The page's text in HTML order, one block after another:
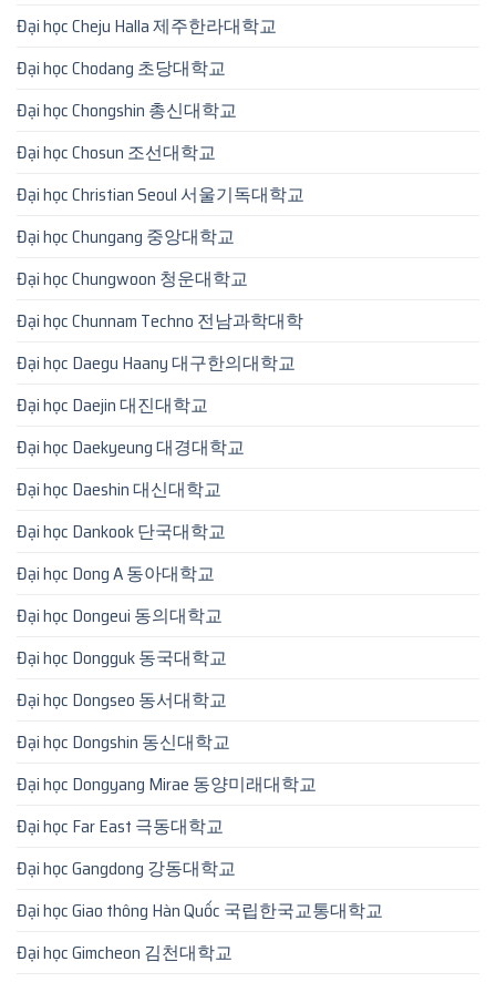
Đại học Cheju Halla 제주한라대학교
Đại học Chodang 초당대학교
Đại học Chongshin 총신대학교
Đại học Chosun 조선대학교
Đại học Christian Seoul 서울기독대학교
Đại học Chungang 중앙대학교
Đại học Chungwoon 청운대학교
Đại học Chunnam Techno 전남과학대학
Đại học Daegu Haany 대구한의대학교
Đại học Daejin 대진대학교
Đại học Daekyeung 대경대학교
Đại học Daeshin 대신대학교
Đại học Dankook 단국대학교
Đại học Dong A 동아대학교
Đại học Dongeui 동의대학교
Đại học Dongguk 동국대학교
Đại học Dongseo 동서대학교
Đại học Dongshin 동신대학교
Đại học Dongyang Mirae 동양미래대학교
Đại học Far East 극동대학교
Đại học Gangdong 강동대학교
Đại học Giao thông Hàn Quốc 국립한국교통대학교
Đại học Gimcheon 김천대학교